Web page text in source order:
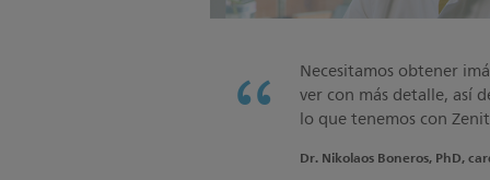
Necesitamos obtener
ver con más detalle, así
lo que tenemos con
Dr. Nikolaos Boneros, PhD,